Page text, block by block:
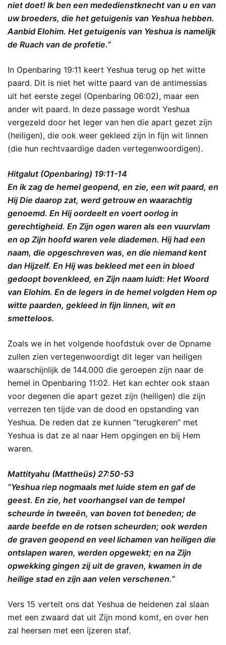
niet doet! Ik ben een mededienstknecht van u en van
uw broeders, die het getuigenis van Yeshua hebben.
Aanbid Elohim. Het getuigenis van Yeshua is namelijk
de Ruach van de profetie.”
In Openbaring 19:11 keert Yeshua terug op het witte
paard. Dit is niet het witte paard van de antimessias
uit het eerste zegel (Openbaring 06:02), maar een
ander wit paard. In deze passage wordt Yeshua
vergezeld door het leger van hen die apart gezet zijn
(heiligen), die ook weer gekleed zijn in fijn wit linnen
(die hun rechtvaardige daden vertegenwoordigen).
Hitgalut (Openbaring) 19:11-14
En ik zag de hemel geopend, en zie, een wit paard, en
Hij Die daarop zat, werd getrouw en waarachtig
genoemd. En Hij oordeelt en voert oorlog in
gerechtigheid. En Zijn ogen waren als een vuurvlam
en op Zijn hoofd waren vele diademen. Hij had een
naam, die opgeschreven was, en die niemand kent
dan Hijzelf. En Hij was bekleed met een in bloed
gedoopt bovenkleed, en Zijn naam luidt: Het Woord
van Elohim. En de legers in de hemel volgden Hem op
witte paarden, gekleed in fijn linnen, wit en
smetteloos.
Zoals we in het volgende hoofdstuk over de Opname
zullen zien vertegenwoordigt dit leger van heiligen
waarschijnlijk de 144.000 die geroepen zijn naar de
hemel in Openbaring 11:02. Het kan echter ook staan
voor degenen die apart gezet zijn (heiligen) die zijn
verrezen ten tijde van de dood en opstanding van
Yeshua. De reden dat ze kunnen “terugkeren” met
Yeshua is dat ze al naar Hem opgingen en bij Hem
waren.
Mattityahu (Mattheüs) 27:50-53
“Yeshua riep nogmaals met luide stem en gaf de
geest. En zie, het voorhangsel van de tempel
scheurde in tweeën, van boven tot beneden; de
aarde beefde en de rotsen scheurden; ook werden
de graven geopend en veel lichamen van heiligen die
ontslapen waren, werden opgewekt; en na Zijn
opwekking gingen zij uit de graven, kwamen in de
heilige stad en zijn aan velen verschenen.”
Vers 15 vertelt ons dat Yeshua de heidenen zal slaan
met een zwaard dat uit Zijn mond komt, en over hen
zal heersen met een ijzeren staf.